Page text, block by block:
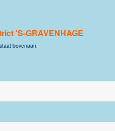
'S-GRAVENHAGE
bovenaan.